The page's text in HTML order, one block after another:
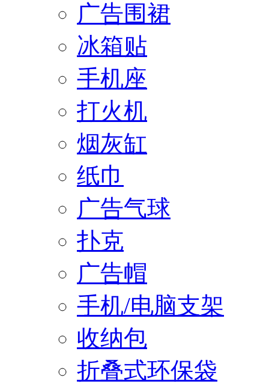
广告围裙
冰箱贴
手机座
打火机
烟灰缸
纸巾
广告气球
扑克
广告帽
手机/电脑支架
收纳包
折叠式环保袋